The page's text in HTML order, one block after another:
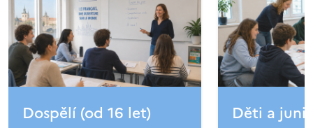
Dospělí (od 16 let) Děti a